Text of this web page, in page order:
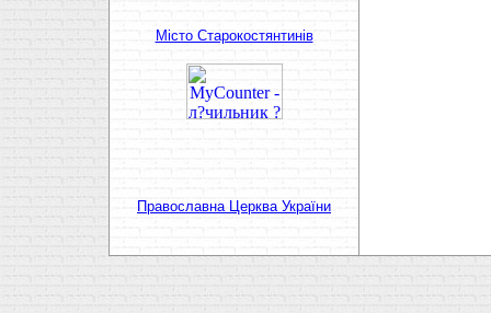
Мiсто Старокостянтинiв
Православна Церква України